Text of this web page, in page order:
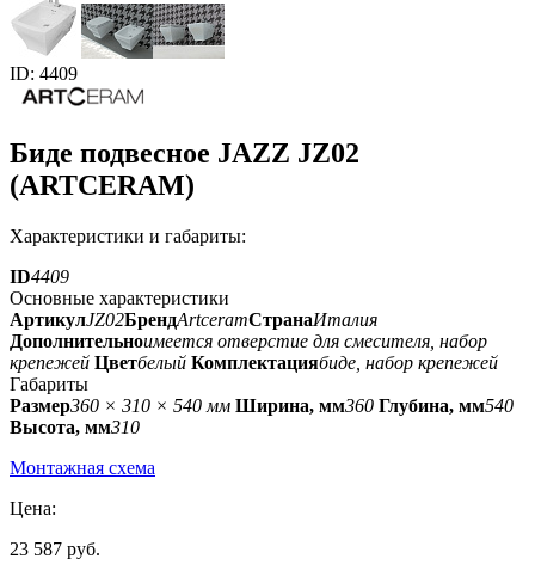
ID: 4409
Биде подвесное JAZZ JZ02
(ARTCERAM)
Характеристики и габариты:
ID4409
Основные характеристики
АртикулJZ02БрендArtceramСтранаИталия
Дополнительноимеется отверстие для смесителя, набор
крепежей Цветбелый Комплектациябиде, набор крепежей
Габариты
Размер360 × 310 × 540 мм Ширина, мм360 Глубина, мм540
Высота, мм310
Монтажная схема
Цена:
23 587 руб.